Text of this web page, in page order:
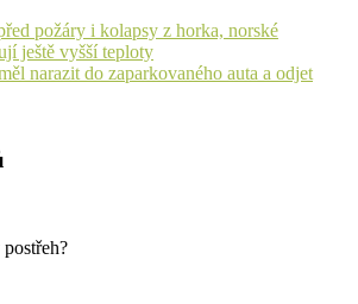
požáry i kolapsy z horka, norské
ještě vyšší teploty
narazit do zaparkovaného auta a odjet